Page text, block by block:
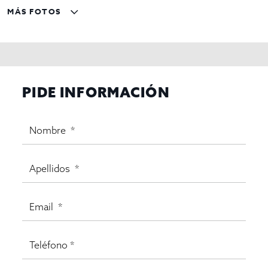
MÁS FOTOS
PIDE INFORMACIÓN